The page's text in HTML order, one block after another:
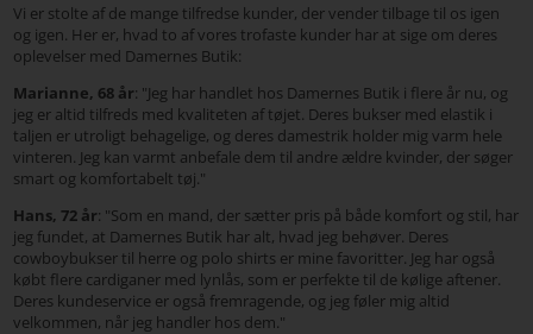
Vi er stolte af de mange tilfredse kunder, der vender tilbage til os igen
og igen. Her er, hvad to af vores trofaste kunder har at sige om deres
oplevelser med Damernes Butik:
Marianne, 68 år: "Jeg har handlet hos Damernes Butik i flere år nu, og
jeg er altid tilfreds med kvaliteten af tøjet. Deres bukser med elastik i
taljen er utroligt behagelige, og deres damestrik holder mig varm hele
vinteren. Jeg kan varmt anbefale dem til andre ældre kvinder, der søger
smart og komfortabelt tøj."
Hans, 72 år: "Som en mand, der sætter pris på både komfort og stil, har
jeg fundet, at Damernes Butik har alt, hvad jeg behøver. Deres
cowboybukser til herre og polo shirts er mine favoritter. Jeg har også
købt flere cardiganer med lynlås, som er perfekte til de kølige aftener.
Deres kundeservice er også fremragende, og jeg føler mig altid
velkommen, når jeg handler hos dem."